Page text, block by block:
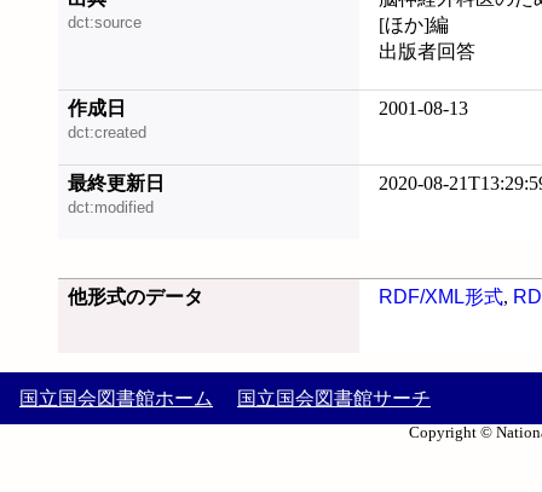
dct:source
[ほか]編
出版者回答
作成日
dct:created
2001-08-13
最終更新日
dct:modified
2020-08-
他形式のデータ RDF/XML形式,
国立国会図書館ホーム 国立国会図書館サーチ
Copyright ©